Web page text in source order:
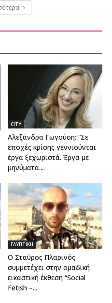
CITY
Αλεξάνδρα Γωγούση: “Σε
εποχές κρίσης γεννιούνται
έργα ξεχωριστά. Έργα με
μηνύματα....
ΓΛΥΠΤΙΚΗ
Ο Σταύρος Πλαρινός
συμμετέχει στην ομαδική
εικαστική έκθεση “Social
Fetish –...